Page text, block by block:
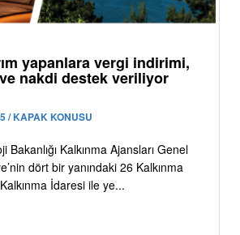
yapanlara vergi indirimi,
nakdi destek veriliyor
/ KAPAK KONUSU
Bakanlığı Kalkınma Ajansları Genel
dört bir yanındaki 26 Kalkınma
İdaresi ile ye...